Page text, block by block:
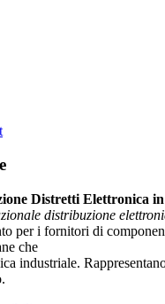
Distretti Elettronica
distribuzione
per i fornitori di
che
industriale.